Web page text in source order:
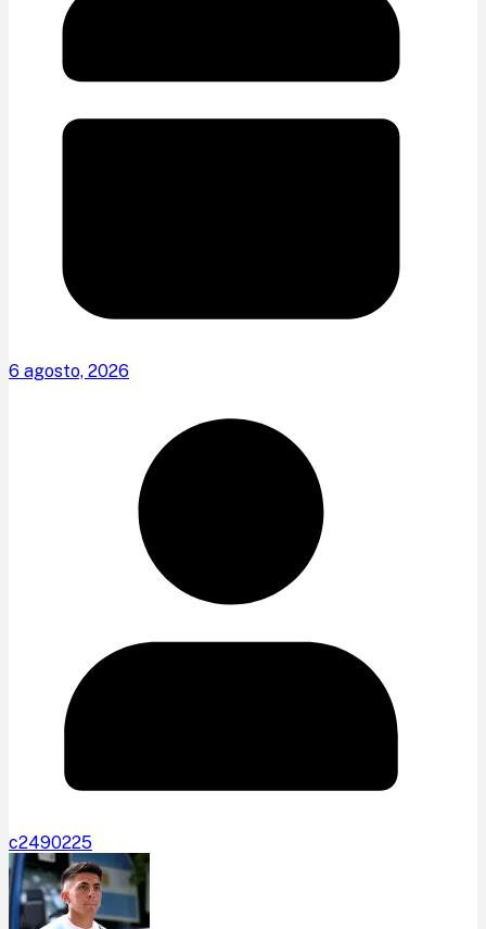
6 agosto, 2026
c2490225